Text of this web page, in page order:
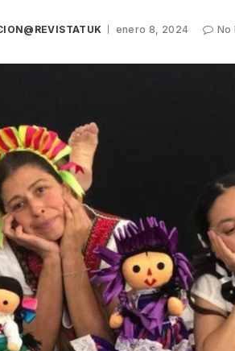
enero 8, 2024 No